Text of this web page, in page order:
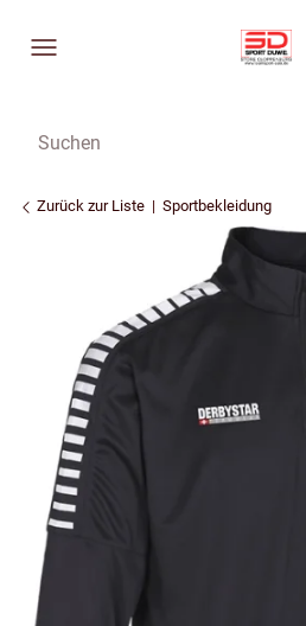
Zurück zur Liste Sportbekleidung